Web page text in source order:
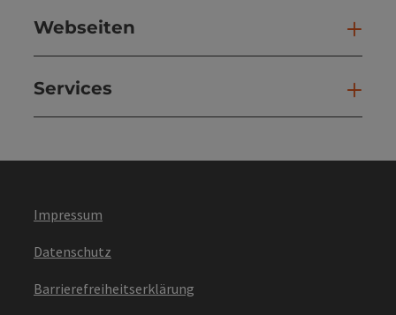
Webseiten
Services
Impressum
Datenschutz
Barrierefreiheitserklärung